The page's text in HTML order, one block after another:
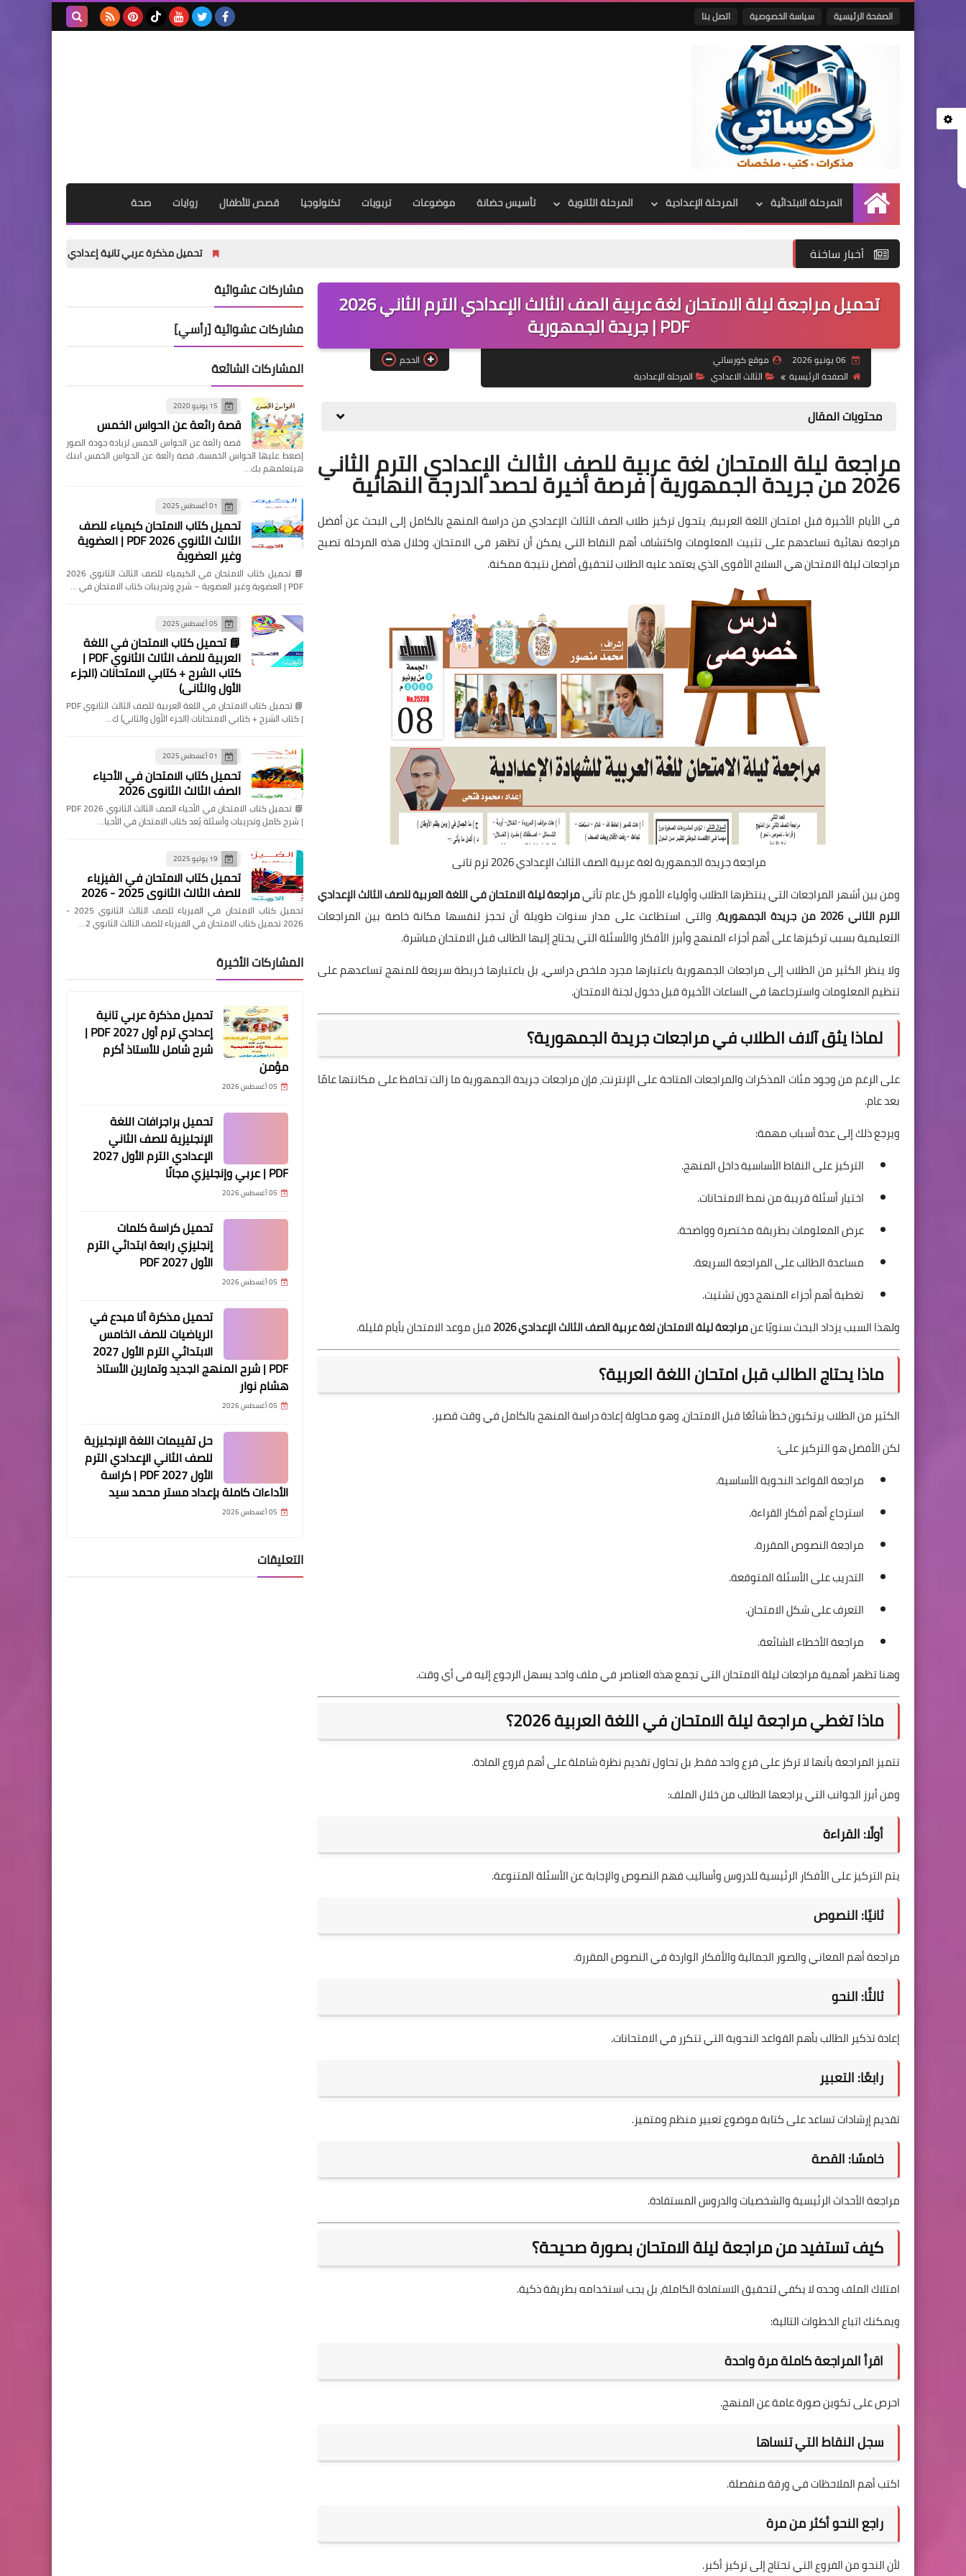
الصفحة الرئيسية سياسة الخصوصية اتصل بنا
الرئيسية
المرحلة الابتدائية المرحلة الإعدادية المرحلة الثانوية تأسيس حضانة موضوعات تربويات تكنولوجيا قصص للأطفال روايات صحة
أخبار ساخنة تحميل مذكرة عربي تانية إعدادي ترم أول 2027 PDF | شرح شامل للأستاذ أكرم مؤمن
تحميل مراجعة ليلة الامتحان لغة عربية الصف الثالث الإعدادي الترم الثاني 2026
PDF | جريدة الجمهورية
06 يونيو 2026
موقع كورساتي
الصفحة الرئيسية
الثالث الاعدادي المرحلة الإعدادية
الحجم
محتويات المقال
مراجعة ليلة الامتحان لغة عربية للصف الثالث الإعدادي الترم الثاني
2026 من جريدة الجمهورية | فرصة أخيرة لحصد الدرجة النهائية
في الأيام الأخيرة قبل امتحان اللغة العربية، يتحول تركيز طلاب الصف الثالث الإعدادي من دراسة المنهج بالكامل إلى البحث عن أفضل
مراجعة نهائية تساعدهم على تثبيت المعلومات واكتشاف أهم النقاط التي يمكن أن تظهر في الامتحان. وخلال هذه المرحلة تصبح
مراجعات ليلة الامتحان هي السلاح الأقوى الذي يعتمد عليه الطلاب لتحقيق أفضل نتيجة ممكنة.
مراجعة جريدة الجمهورية لغة عربية الصف الثالث الإعدادي 2026 ترم تانى
ومن بين أشهر المراجعات التي ينتظرها الطلاب وأولياء الأمور كل عام تأتيمراجعة ليلة الامتحان في اللغة العربية للصف الثالث الإعدادي
الترم الثاني 2026 من جريدة الجمهورية
، والتي استطاعت على مدار سنوات طويلة أن تحجز لنفسها مكانة خاصة بين المراجعات
التعليمية بسبب تركيزها على أهم أجزاء المنهج وأبرز الأفكار والأسئلة التي يحتاج إليها الطالب قبل الامتحان مباشرة.
ولا ينظر الكثير من الطلاب إلى مراجعات الجمهورية باعتبارها مجرد ملخص دراسي، بل باعتبارها خريطة سريعة للمنهج تساعدهم على
تنظيم المعلومات واسترجاعها في الساعات الأخيرة قبل دخول لجنة الامتحان.
لماذا يثق آلاف الطلاب في مراجعات جريدة الجمهورية؟
على الرغم من وجود مئات المذكرات والمراجعات المتاحة على الإنترنت، فإن مراجعات جريدة الجمهورية ما زالت تحافظ على مكانتها عامًا
بعد عام.
ويرجع ذلك إلى عدة أسباب مهمة:
التركيز على النقاط الأساسية داخل المنهج.
اختيار أسئلة قريبة من نمط الامتحانات.
عرض المعلومات بطريقة مختصرة وواضحة.
مساعدة الطالب على المراجعة السريعة.
تغطية أهم أجزاء المنهج دون تشتيت.
ولهذا السبب يزداد البحث سنويًا عنمراجعة ليلة الامتحان لغة عربية الصف الثالث الإعدادي 2026 قبل موعد الامتحان بأيام قليلة.
ماذا يحتاج الطالب قبل امتحان اللغة العربية؟
الكثير من الطلاب يرتكبون خطأ شائعًا قبل الامتحان، وهو محاولة إعادة دراسة المنهج بالكامل في وقت قصير.
لكن الأفضل هو التركيز على:
مراجعة القواعد النحوية الأساسية.
استرجاع أهم أفكار القراءة.
مراجعة النصوص المقررة.
التدريب على الأسئلة المتوقعة.
التعرف على شكل الامتحان.
مراجعة الأخطاء الشائعة.
وهنا تظهر أهمية مراجعات ليلة الامتحان التي تجمع هذه العناصر في ملف واحد يسهل الرجوع إليه في أي وقت.
ماذا تغطي مراجعة ليلة الامتحان في اللغة العربية 2026؟
تتميز المراجعة بأنها لا تركز على فرع واحد فقط، بل تحاول تقديم نظرة شاملة على أهم فروع المادة.
ومن أبرز الجوانب التي يراجعها الطالب من خلال الملف:
أولًا: القراءة
يتم التركيز على الأفكار الرئيسية للدروس وأساليب فهم النصوص والإجابة عن الأسئلة المتنوعة.
ثانيًا: النصوص
مراجعة أهم المعاني والصور الجمالية والأفكار الواردة في النصوص المقررة.
ثالثًا: النحو
إعادة تذكير الطالب بأهم القواعد النحوية التي تتكرر في الامتحانات.
رابعًا: التعبير
تقديم إرشادات تساعد على كتابة موضوع تعبير منظم ومتميز.
خامسًا: القصة
مراجعة الأحداث الرئيسية والشخصيات والدروس المستفادة.
كيف تستفيد من مراجعة ليلة الامتحان بصورة صحيحة؟
امتلاك الملف وحده لا يكفي لتحقيق الاستفادة الكاملة، بل يجب استخدامه بطريقة ذكية.
ويمكنك اتباع الخطوات التالية:
اقرأ المراجعة كاملة مرة واحدة
احرص على تكوين صورة عامة عن المنهج.
سجل النقاط التي تنساها
اكتب أهم الملاحظات في ورقة منفصلة.
راجع النحو أكثر من مرة
لأن النحو من الفروع التي تحتاج إلى تركيز أكبر.
مشاركات عشوائية
مشاركات عشوائية [رأسي]
المشاركات الشائعة
15 يونيو 2020
قصة رائعة عن الحواس الخمس
قصة رائعة عن الحواس الخمس لزيادة جودة الصور
إضغط عليها الحواس الخمسة, قصة رائعة عن الحواس الخمس ابنك
هيتعلمهم بك…
01 أغسطس 2025
تحميل كتاب الامتحان كيمياء للصف
الثالث الثانوي 2026 PDF | العضوية
وغير العضوية
📘 تحميل كتاب الامتحان في الكيمياء للصف الثالث الثانوي 2026
PDF | العضوية وغير العضوية – شرح وتدريبات كتاب الامتحان في …
05 أغسطس 2025
📘 تحميل كتاب الامتحان في اللغة
العربية للصف الثالث الثانوي PDF |
كتاب الشرح + كتابي الامتحانات (الجزء
الأول والثاني)
📘 تحميل كتاب الامتحان في اللغة العربية للصف الثالث الثانوي PDF
| كتاب الشرح + كتابي الامتحانات (الجزء الأول والثاني) ك…
01 أغسطس 2025
تحميل كتاب الامتحان في الأحياء
الصف الثالث الثانوي 2026
📘 تحميل كتاب الامتحان في الأحياء الصف الثالث الثانوي 2026 PDF
| شرح كامل وتدريبات وأسئلة يُعد كتاب الامتحان في الأحيا…
19 يوليو 2025
تحميل كتاب الامتحان في الفيزياء
للصف الثالث الثانوي 2025 - 2026
تحميل كتاب الامتحان في الفيزياء للصف الثالث الثانوي 2025 -
2026 تحميل كتاب الامتحان في الفيزياء للصف الثالث الثانوي 2…
المشاركات الأخيرة
تحميل مذكرة عربي تانية
إعدادي ترم أول 2027 PDF |
شرح شامل للأستاذ أكرم
مؤمن
05 أغسطس 2026
تحميل براجرافات اللغة
الإنجليزية للصف الثاني
الإعدادي الترم الأول 2027
PDF | عربي وإنجليزي مجانًا
05 أغسطس 2026
تحميل كراسة كلمات
إنجليزي رابعة ابتدائي الترم
الأول 2027 PDF
05 أغسطس 2026
تحميل مذكرة أنا مبدع في
الرياضيات للصف الخامس
الابتدائي الترم الأول 2027
PDF | شرح المنهج الجديد وتمارين الأستاذ
هشام نوار
05 أغسطس 2026
حل تقييمات اللغة الإنجليزية
للصف الثاني الإعدادي الترم
الأول 2027 PDF | كراسة
الأداءات كاملة بإعداد مستر محمد سيد
05 أغسطس 2026
التعليقات